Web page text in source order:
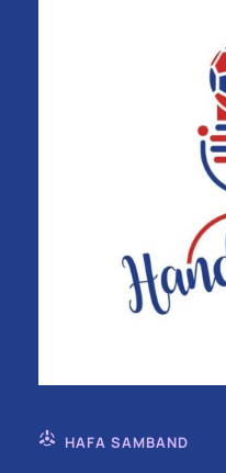
HAFA SAMBAND